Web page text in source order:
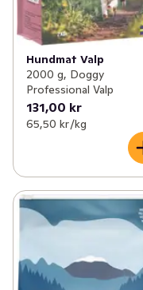
Hundmat Valp
2000 g, Doggy
Professional Valp
131,00 kr
65,50 kr /kg